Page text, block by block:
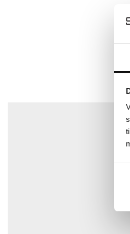
Bli först med att recensera
Din e-postadress kommer
Det finns inga